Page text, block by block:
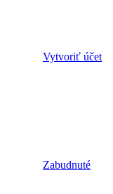
Vytvoriť účet
Zabudnuté